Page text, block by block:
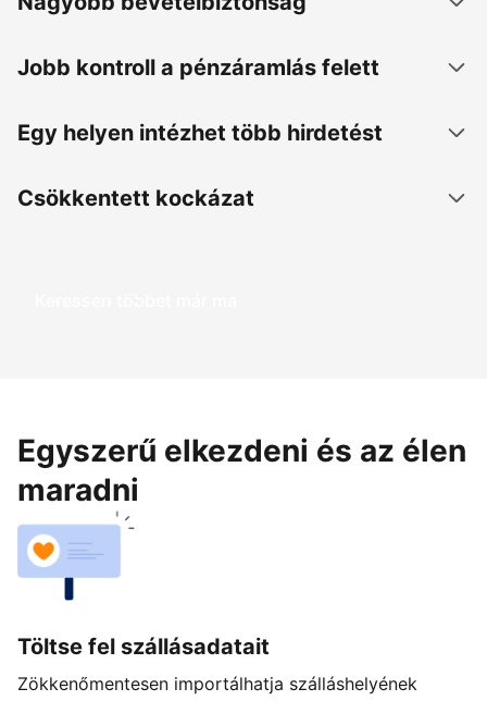
Jobb kontroll a pénzáramlás felett
Egy helyen intézhet több hirdetést
Csökkentett kockázat
Keressen többet már ma
Egyszerű elkezdeni és az élen
maradni
Töltse fel szállásadatait
Zökkenőmentesen importálhatja szálláshelyének